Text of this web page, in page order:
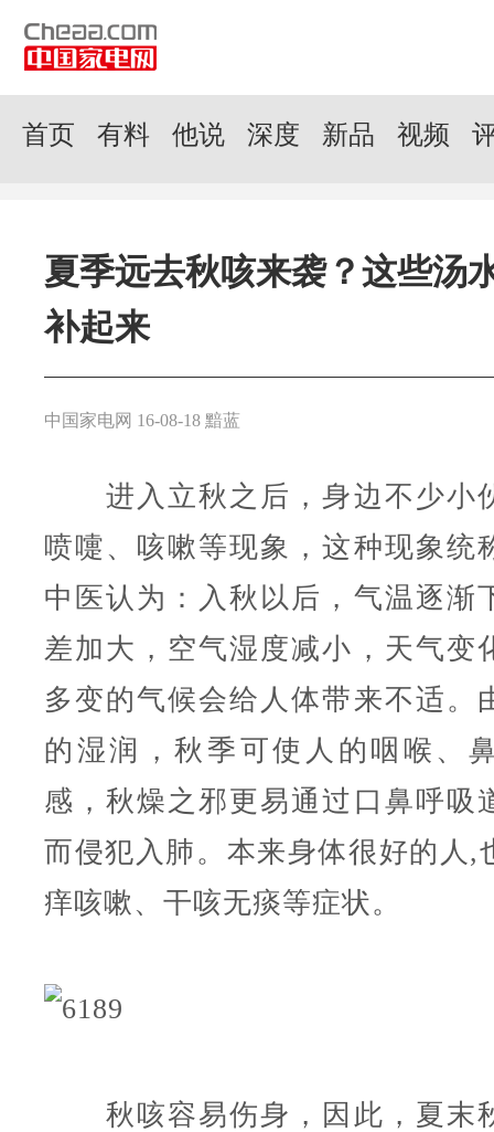
首页 有料 他说 深度 新品 视频
夏季远去秋咳来袭？这些汤
补起来
中国家电网 16-08-18 黯蓝
进入立秋之后，身边不少小
喷嚏、咳嗽等现象，这种现象统
中医认为：入秋以后，气温逐渐
差加大，空气湿度减小，天气变
多变的气候会给人体带来不适。
的湿润，秋季可使人的咽喉、
感，秋燥之邪更易通过口鼻呼吸
而侵犯入肺。本来身体很好的人,
痒咳嗽、干咳无痰等症状。
秋咳容易伤身，因此，夏末